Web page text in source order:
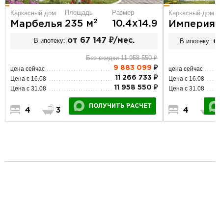
Каркасный дом
Марбелья
Площадь
235 м2
Размер
10.4х14.9
В ипотеку: от 67 147 ₽/мес.
Без скидки 11 958 550 ₽
цена сейчас 9 883 099 ₽
Цена с 16.08 11 266 733 ₽
Цена с 31.08 11 958 550 ₽
4 3
ПОЛУЧИТЬ РАСЧЕТ
Каркасный дом
Империя
В ипотеку:
цена сейчас
Цена с 16.08
Цена с 31.08
4 3